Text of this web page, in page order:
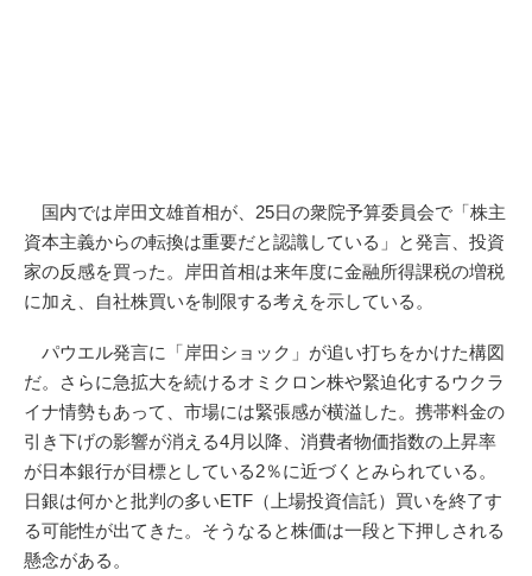
国内では岸田文雄首相が、25日の衆院予算委員会で「株主
資本主義からの転換は重要だと認識している」と発言、投資
家の反感を買った。岸田首相は来年度に金融所得課税の増税
に加え、自社株買いを制限する考えを示している。
パウエル発言に「岸田ショック」が追い打ちをかけた構図
だ。さらに急拡大を続けるオミクロン株や緊迫化するウクラ
イナ情勢もあって、市場には緊張感が横溢した。携帯料金の
引き下げの影響が消える4月以降、消費者物価指数の上昇率
が日本銀行が目標としている2％に近づくとみられている。
日銀は何かと批判の多いETF（上場投資信託）買いを終了す
る可能性が出てきた。そうなると株価は一段と下押しされる
懸念がある。